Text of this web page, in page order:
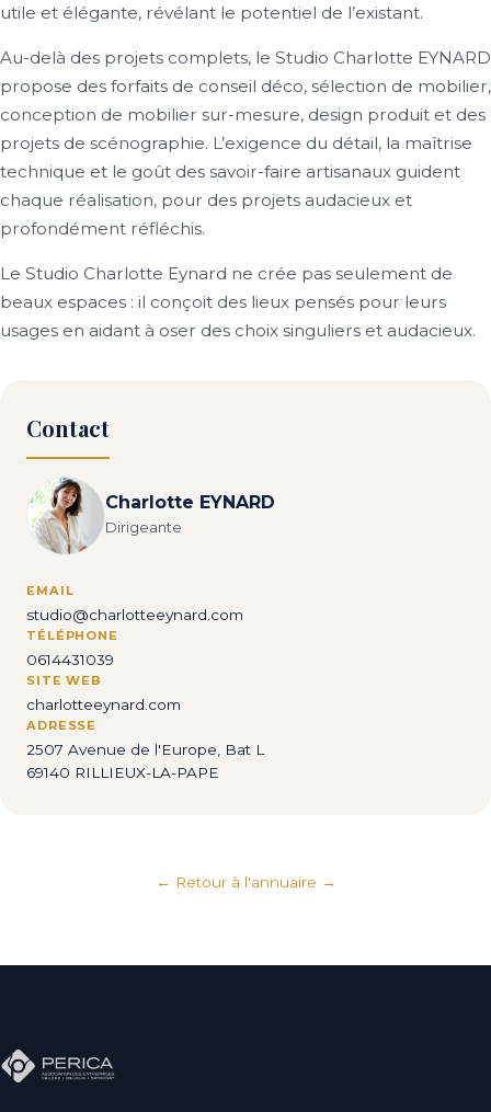
utile et élégante, révélant le potentiel de l’existant.
Au-delà des projets complets, le Studio Charlotte EYNARD
propose des forfaits de conseil déco, sélection de mobilier,
conception de mobilier sur-mesure, design produit et des
projets de scénographie. L’exigence du détail, la maîtrise
technique et le goût des savoir-faire artisanaux guident
chaque réalisation, pour des projets audacieux et
profondément réfléchis.
Le Studio Charlotte Eynard ne crée pas seulement de
beaux espaces : il conçoit des lieux pensés pour leurs
usages en aidant à oser des choix singuliers et audacieux.
Contact
Charlotte EYNARD
Dirigeante
EMAIL
studio@charlotteeynard.com
TÉLÉPHONE
0614431039
SITE WEB
charlotteeynard.com
ADRESSE
2507 Avenue de l'Europe, Bat L
69140 RILLIEUX-LA-PAPE
← Retour à l'annuaire